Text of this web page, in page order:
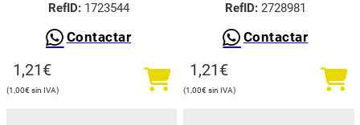
RefID:1723544
Contactar
1,21€
1,00€
RefID:2728981
Contactar
1,21€
1,00€